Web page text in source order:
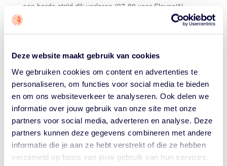
Deze website maakt gebruik van cookies
We gebruiken cookies om content en advertenties te
personaliseren, om functies voor social media te bieden
en om ons websiteverkeer te analyseren. Ook delen we
informatie over jouw gebruik van onze site met onze
partners voor social media, adverteren en analyse. Deze
partners kunnen deze gegevens combineren met andere
informatie die je aan ze hebt verstrekt of die ze hebben
verzameld op basis van jouw gebruik van hun services.
een harde strijd dik verloren (97-80 voor Slovenië),
maar er is ook goed nieuws. Door de verschillende
uitslagen in andere groepen zijn de Orange Lions wél
Nederland stond voor vanavond tweede in de poule en
zou bij verlies de op één na beste nummer drie zijn. De
drie bestethree seedsgaan, na het wegstrepen van de
resultaten tegen #4, óók naar de volgende ronde en al
snel werd duidelijk dat met name Ierland en Roemenië
Nederland niet in zouden halen.
Alleen Oekraïne werd spannend. Die stonden op een
saldo van -47 (na het wegstrepen van resultaten tegen
de nummer #4). Nederland stond op -26 en had dus 21